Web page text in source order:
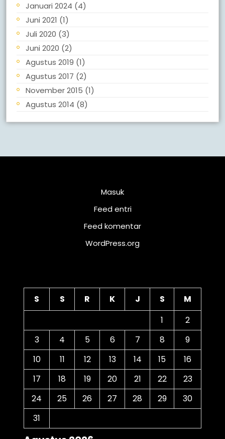
Januari 2024 (4)
Juni 2021 (1)
Juli 2020 (3)
Juni 2020 (2)
Agustus 2019 (1)
Agustus 2017 (2)
November 2015 (1)
Agustus 2014 (8)
Masuk
Feed entri
Feed komentar
WordPress.org
S S R K J S
M
1
2
3
4 5 6 7 8
9
10
11 12 13 14 15
16
17
18 19 20 21 22
23
24
25 26 27 28 29
30
31